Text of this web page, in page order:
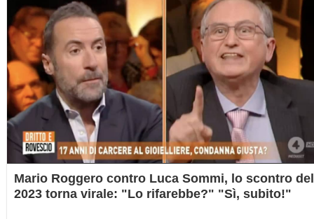
Mario Roggero contro Luca Sommi, lo scontro del
2023 torna virale: "Lo rifarebbe?" "Sì, subito!"